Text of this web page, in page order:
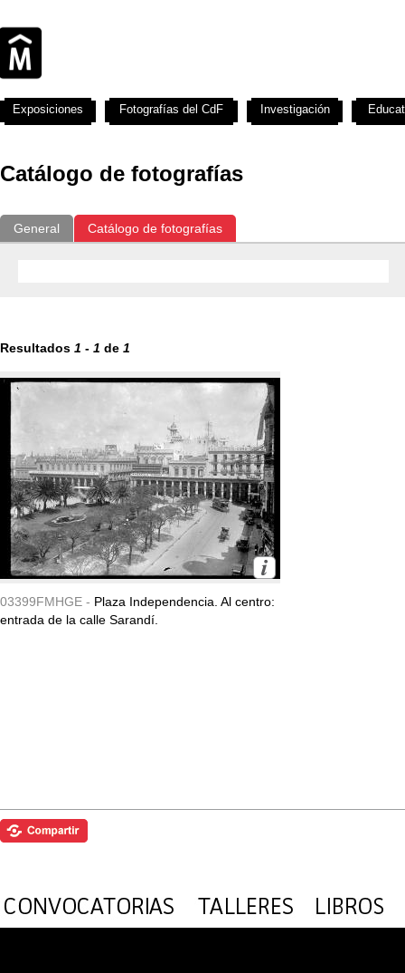
Catálogo de fotografías
General Catálogo de fotografías
Resultados 1 - 1 de 1
03399FMHGE - Plaza Independencia. Al centro:
entrada de la calle Sarandí.
Exposiciones Fotografías del CdF Investigación